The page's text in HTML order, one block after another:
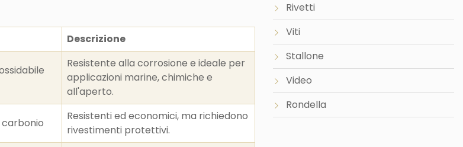
Descrizione
Resistente alla corrosione e ideale per
applicazioni marine, chimiche e
all'aperto.
carbonio
Resistenti ed economici, ma richiedono
rivestimenti protettivi.
Rivetti
Viti
Stallone
Video
Rondella